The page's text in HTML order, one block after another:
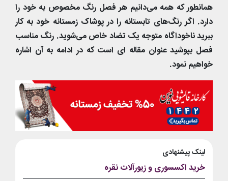
همانطور که همه می‌دانیم هر فصل رنگ مخصوص به خود را
دارد. اگر رنگ‌های تابستانه را در پوشاک زمستانه خود به کار
ببرید ناخوداگاه متوجه یک تضاد خاص می‌شوید. رنگ مناسب
فصل بپوشید عنوان مقاله ای است که در ادامه به آن اشاره
خواهیم نمود.
لینک پیشنهادی
خرید اکسسوری و زیورآلات نقره